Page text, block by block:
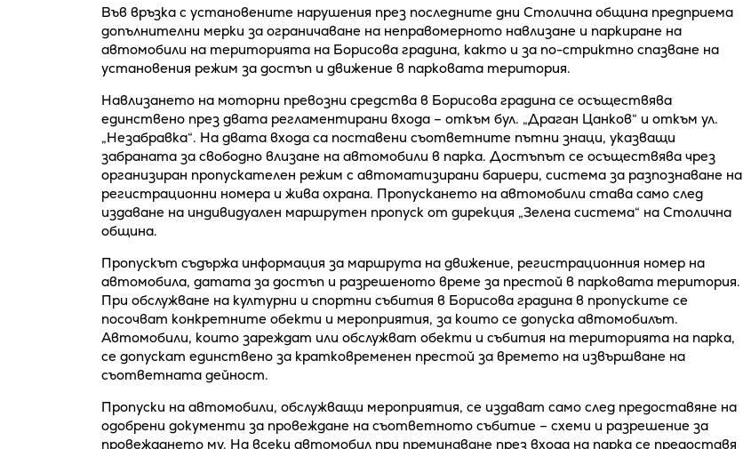
Във връзка с установените нарушения през последните дни Столична община предприема
допълнителни мерки за ограничаване на неправомерното навлизане и паркиране на
автомобили на територията на Борисова градина, както и за по-стриктно спазване на
установения режим за достъп и движение в парковата територия.
Навлизането на моторни превозни средства в Борисова градина се осъществява
единствено през двата регламентирани входа – откъм бул. „Драган Цанков“ и откъм ул.
„Незабравка“. На двата входа са поставени съответните пътни знаци, указващи
забраната за свободно влизане на автомобили в парка. Достъпът се осъществява чрез
организиран пропускателен режим с автоматизирани бариери, система за разпознаване на
регистрационни номера и жива охрана. Пропускането на автомобили става само след
издаване на индивидуален маршрутен пропуск от дирекция „Зелена система“ на Столична
община.
Пропускът съдържа информация за маршрута на движение, регистрационния номер на
автомобила, датата за достъп и разрешеното време за престой в парковата територия.
При обслужване на културни и спортни събития в Борисова градина в пропуските се
посочват конкретните обекти и мероприятия, за които се допуска автомобилът.
Автомобили, които зареждат или обслужват обекти и събития на територията на парка,
се допускат единствено за кратковременен престой за времето на извършване на
съответната дейност.
Пропуски на автомобили, обслужващи мероприятия, се издават само след предоставяне на
одобрени документи за провеждане на съответното събитие – схеми и разрешение за
провеждането му. На всеки автомобил при преминаване през входа на парка се предоставя